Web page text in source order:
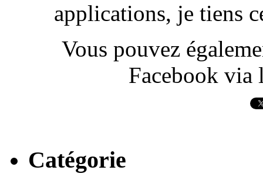
applications, je tiens
Vous pouvez
Facebook via
Catégorie